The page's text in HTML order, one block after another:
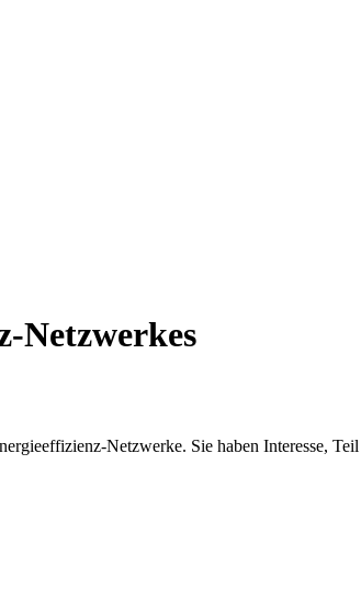
Netzwerkes
Netzwerke. Sie haben Interesse,